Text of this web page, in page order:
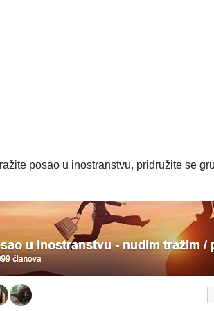
posao u inostranstvu, pridružite se